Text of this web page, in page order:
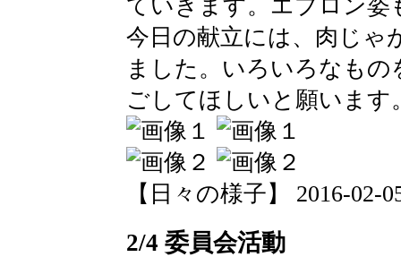
ていきます。エプロン
今日の献立には、肉じゃ
ました。いろいろなも
ごしてほしいと願います
【日々の様子】 2016-02-
2/4 委員会活動